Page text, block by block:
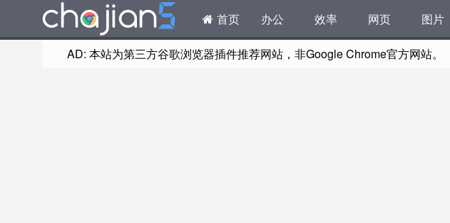
首页 办公 效率 网页 图片
AD: 本站为第三方谷歌浏览器插件推荐网站，非Google Chrome官方网站。